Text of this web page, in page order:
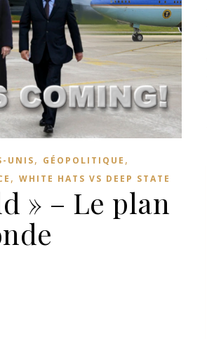
UNIS, GÉOPOLITIQUE ,
, WHITE HATS VS DEEP STATE
» – Le plan